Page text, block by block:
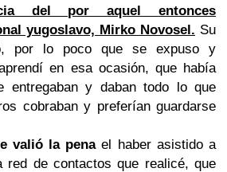
del por aquel entonces
yugoslavo, Mirko Novosel. Su
por lo poco que se expuso y
en esa ocasión, que había
entregaban y daban todo lo que
cobraban y preferían guardarse
valió la penael haber asistido a
red de contactos que realicé, que